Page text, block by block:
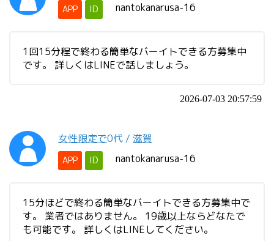
APP ID nantokanarusa-16
1回15分程で終わる簡単なバーイトできる方募集中
です。 詳しくはLINEで話しましょう。
2026-07-03 20:57:59
女性限定で0代 / 滋賀
APP ID nantokanarusa-16
15分ほどで終わる簡単なバーイトできる方募集中で
す。 業者ではありません。 19歳以上ならどなたで
も可能です。 詳しくはLINEしてください。